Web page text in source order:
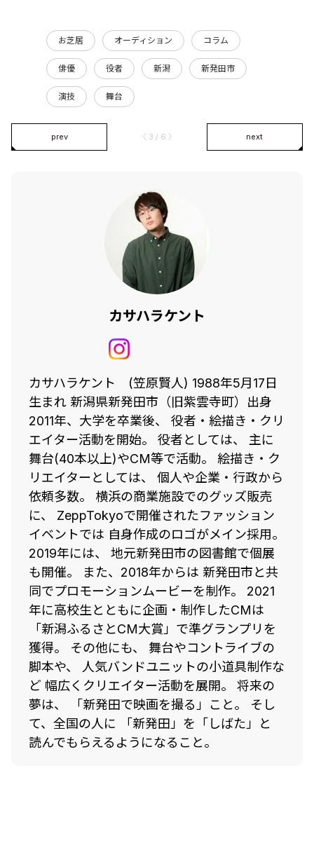
お芝居 オーディション コラム
俳優 役者 新潟 新発田市
演技 舞台
prev 〈 3 / 6 〉 next
カサハラケント
カサハラケント (笠原賢人) 1988年5月17日
生まれ 新潟県新発田市（旧紫雲寺町）出身
2011年、大学を卒業後、 役者・絵描き・クリ
エイター活動を開始。 役者としては、 主に
舞台(40本以上)やCM等で活動。 絵描き・ク
リエイターとしては、 個人や企業・行政から
依頼多数。 横浜の商業施設でのグッズ販売
に、 ZeppTokyoで開催されたファッション
イベントでは 自身作成のロゴがメイン採用。
2019年には、 地元新発田市の図書館で個展
も開催。 また、2018年からは 新発田市と共
同でプロモーションムービーを制作。 2021
年に高校生とともに企画・制作したCMは
「新潟ふるさとCM大賞」で準グランプリを
獲得。 その他にも、 舞台やコントライブの
脚本や、 人気バンドユニットの小道具制作な
ど 幅広くクリエイター活動を展開。 将来の
夢は、 「新発田で映画を撮る」こと。 そし
て、全国の人に 「新発田」を「しばた」と
読んでもらえるようになること。